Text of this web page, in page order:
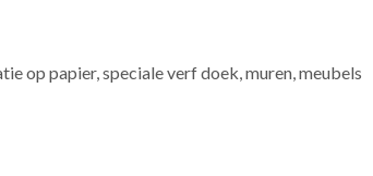
op papier, speciale verf doek, muren, meubels